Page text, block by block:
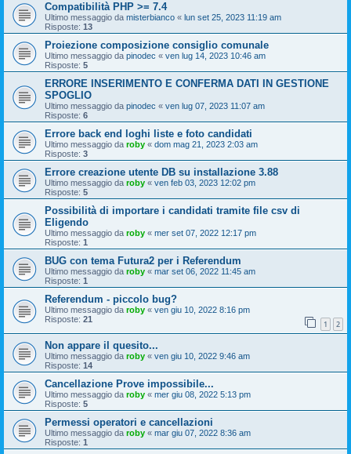
Compatibilità PHP >= 7.4
Ultimo messaggio da misterbianco « lun set 25, 2023 11:19 am
Risposte: 13
Proiezione composizione consiglio comunale
Ultimo messaggio da pinodec « ven lug 14, 2023 10:46 am
Risposte: 5
ERRORE INSERIMENTO E CONFERMA DATI IN GESTIONE
SPOGLIO
Ultimo messaggio da pinodec « ven lug 07, 2023 11:07 am
Risposte: 6
Errore back end loghi liste e foto candidati
Ultimo messaggio da roby « dom mag 21, 2023 2:03 am
Risposte: 3
Errore creazione utente DB su installazione 3.88
Ultimo messaggio da roby « ven feb 03, 2023 12:02 pm
Risposte: 5
Possibilità di importare i candidati tramite file csv di
Eligendo
Ultimo messaggio da roby « mer set 07, 2022 12:17 pm
Risposte: 1
BUG con tema Futura2 per i Referendum
Ultimo messaggio da roby « mar set 06, 2022 11:45 am
Risposte: 1
Referendum - piccolo bug?
Ultimo messaggio da roby « ven giu 10, 2022 8:16 pm
Risposte: 21 1 2
Non appare il quesito...
Ultimo messaggio da roby « ven giu 10, 2022 9:46 am
Risposte: 14
Cancellazione Prove impossibile...
Ultimo messaggio da roby « mer giu 08, 2022 5:13 pm
Risposte: 5
Permessi operatori e cancellazioni
Ultimo messaggio da roby « mar giu 07, 2022 8:36 am
Risposte: 1